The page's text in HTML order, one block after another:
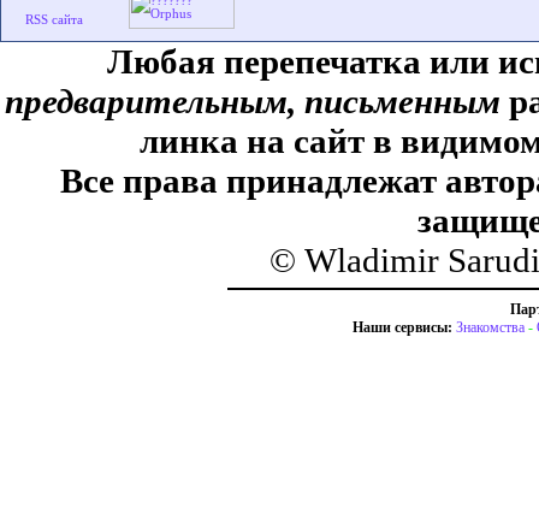
Любая перепечатка или
предварительным, письменным
линка на сайт в
Все права принадлежат
© Wladimir
Наши сервисы: Знакомства -